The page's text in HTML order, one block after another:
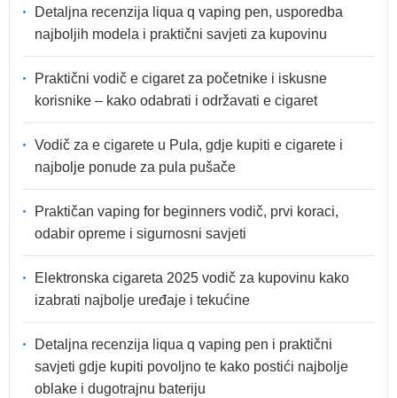
Detaljna recenzija liqua q vaping pen, usporedba
najboljih modela i praktični savjeti za kupovinu
Praktični vodič e cigaret za početnike i iskusne
korisnike – kako odabrati i održavati e cigaret
Vodič za e cigarete u Pula, gdje kupiti e cigarete i
najbolje ponude za pula pušače
Praktičan vaping for beginners vodič, prvi koraci,
odabir opreme i sigurnosni savjeti
Elektronska cigareta 2025 vodič za kupovinu kako
izabrati najbolje uređaje i tekućine
Detaljna recenzija liqua q vaping pen i praktični
savjeti gdje kupiti povoljno te kako postići najbolje
oblake i dugotrajnu bateriju